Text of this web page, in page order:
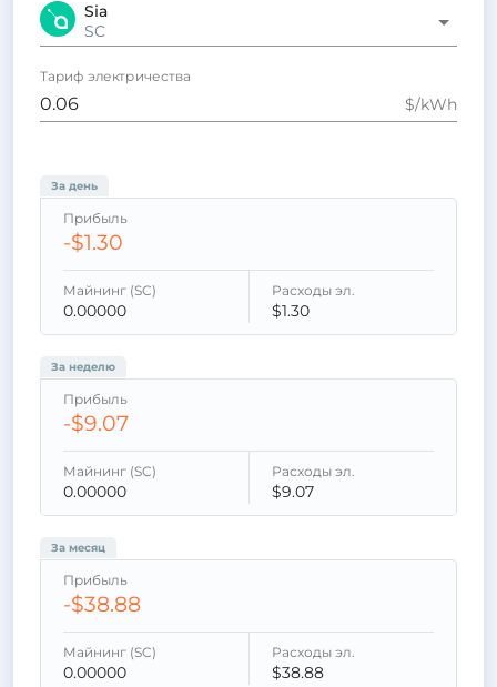
Sia
SC
Тариф электричества
$/kWh
За день
Прибыль
-$1.30
Майнинг (SC)
0.00000
Расходы эл.
$1.30
За неделю
Прибыль
-$9.07
Майнинг (SC)
0.00000
Расходы эл.
$9.07
За месяц
Прибыль
-$38.88
Майнинг (SC)
0.00000
Расходы эл.
$38.88